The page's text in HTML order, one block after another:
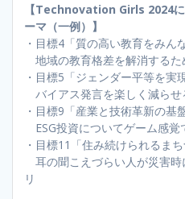
【Technovation Girls 2024
ーマ（一例）】
・目標4「質の高い教育をみん
地域の教育格差を解消するた
・目標5「ジェンダー平等を実
バイアス発言を楽しく減らせ
・目標9「産業と技術革新の基
ESG投資についてゲーム感覚
・目標11「住み続けられるまち
耳の聞こえづらい人が災害
リ